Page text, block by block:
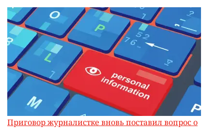
Приговор журналистке вновь поставил вопрос о